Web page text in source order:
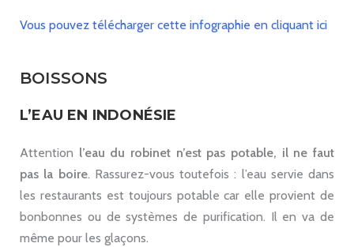
Vous pouvez télécharger cette infographie en cliquant ici
BOISSONS
L’EAU EN INDONÉSIE
Attention l’eau du robinet n’est pas potable, il ne faut
pas la boire. Rassurez-vous toutefois : l’eau servie dans
les restaurants est toujours potable car elle provient de
bonbonnes ou de systèmes de purification. Il en va de
même pour les glaçons.